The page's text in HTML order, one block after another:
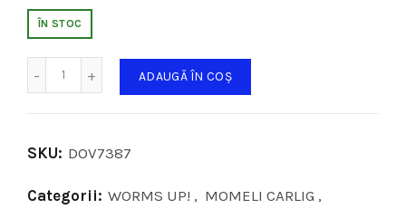
ÎN STOC
ADAUGĂ ÎN COȘ
SKU: DOV7387
Categorii: WORMS UP! , MOMELI CARLIG ,